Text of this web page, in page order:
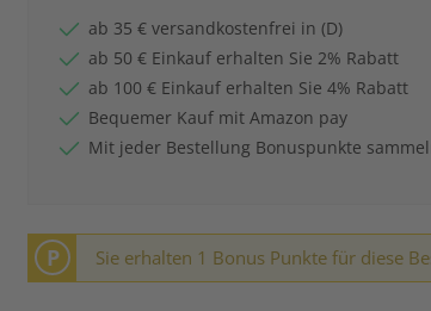
ab 35 € versandkostenfrei in (D)
ab 50 € Einkauf erhalten Sie 2% Rabatt
ab 100 € Einkauf erhalten Sie 4% Rabatt
Bequemer Kauf mit Amazon pay
Mit jeder Bestellung Bonuspunkte
P Sie erhalten 1 Bonus Punkte für diese